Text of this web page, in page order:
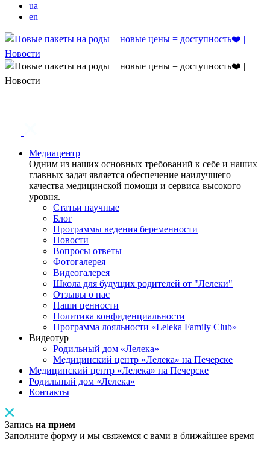
ua
en
Медиацентр
Одним из наших основных требований к себе и наших
главных задач является обеспечение наилучшего
качества медицинской помощи и сервиса высокого
уровня.
Статьи научные
Блог
Программы ведения беременности
Новости
Вопросы ответы
Фотогалерея
Видеогалерея
Школа для будущих родителей от "Лелеки"
Отзывы о нас
Наши ценности
Политика конфиденциальности
Программа лояльности «Leleka Family Club»
Видеотур
Родильный дом «Лелека»
Медицинский центр «Лелека» на Печерске
Медицинский центр «Лелека» на Печерске
Родильный дом «Лелека»
Контакты
Запись на прием
Заполните форму и мы свяжемся с вами в ближайшее время